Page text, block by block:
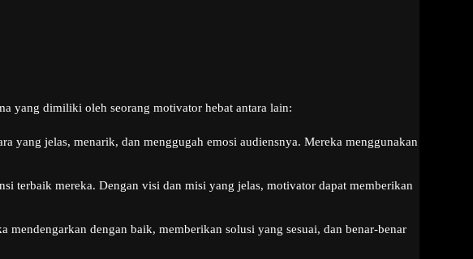
yang dimiliki oleh seorang motivator hebat antara lain:
yang jelas, menarik, dan menggugah emosi audiensnya. Mereka menggunakan
terbaik mereka. Dengan visi dan misi yang jelas, motivator dapat memberikan
dengan baik, memberikan solusi yang sesuai, dan benar-benar